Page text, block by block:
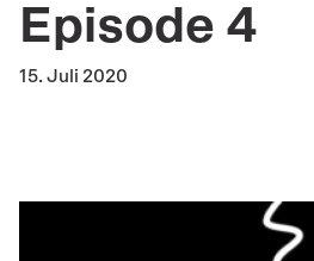
Episode 4
15. Juli 2020